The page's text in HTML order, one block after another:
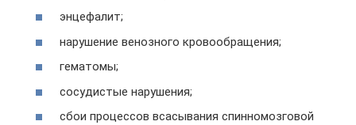
энцефалит;
нарушение венозного кровообращения;
гематомы;
сосудистые нарушения;
сбои процессов всасывания спинномозговой